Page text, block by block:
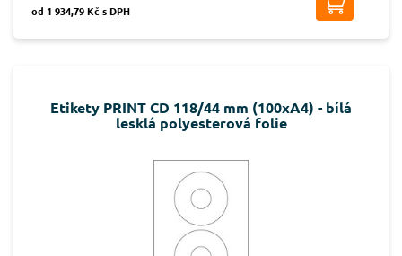
od 1 934,79 Kč s DPH
Etikety PRINT CD 118/44 mm (100xA4) - bílá
lesklá polyesterová folie